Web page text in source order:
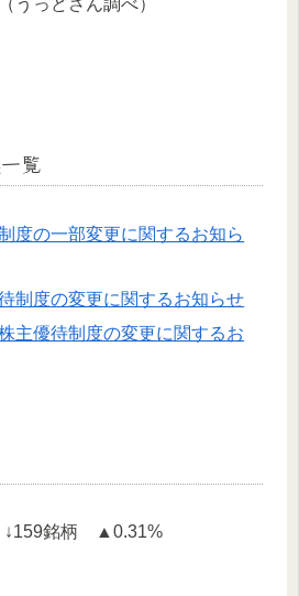
覧
度の一部変更に関するお知ら
制度の変更に関するお知らせ
主優待制度の変更に関するお
銘柄 ▲0.31%